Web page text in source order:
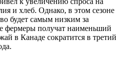
и хлеб. Однако, в этом сезоне
будет самым низким за
фермеры получат наименьший
в Канаде сократится в третий